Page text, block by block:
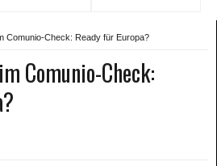
Comunio-Check: Ready für Europa?
Comunio-Check: